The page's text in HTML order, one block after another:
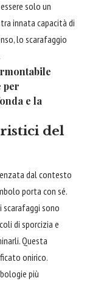
solo un
innata capacità di
lo scarafaggio
per
e la
del
dal contesto
porta con sé.
sono
di sporcizia e
Questa
onirico.
più